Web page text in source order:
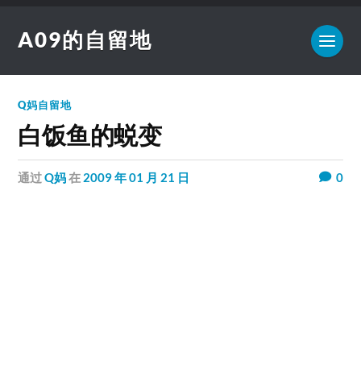
A09的自留地
Q妈自留地
白饭鱼的蜕变
通过Q妈在 2009 年 01 月 21 日 0